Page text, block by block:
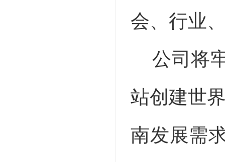
会、行业
公司将
站创建世
南发展需